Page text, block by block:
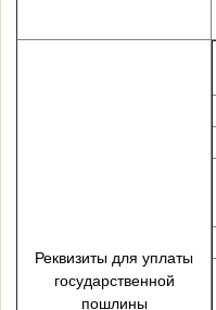
Реквизиты для уплаты
государственной
пошлины